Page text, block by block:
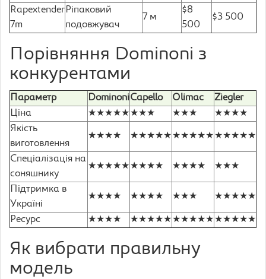
Rapextender
7m
Ріпаковий
подовжувач
7 м
$8
500
$3 500
Порівняння Dominoni з
конкурентами
Параметр DominoniCapello Olimac
Ziegler
Ціна
★★★★★★★★ ★★★
★★★★
Якість
виготовлення
★★★★ ★★★★★★★★★★★★★★★
Спеціалізація на
соняшнику
★★★★★★★★★ ★★★★ ★★★
Підтримка в
Україні
★★★★ ★★★★ ★★★ ★★★★★
Ресурс ★★★★ ★★★★★★★★★★★★★★★
Як вибрати правильну
модель